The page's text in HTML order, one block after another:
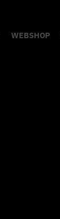
WEBSHOP